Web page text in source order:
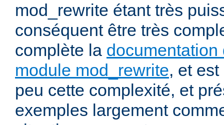
mod_rewrite étant très
conséquent être très
complète la documentation
module mod_rewrite, et
peu cette complexité, et
exemples largement